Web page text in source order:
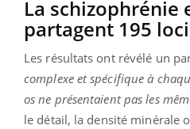
La schizophrénie
partagent 195
Les résultats ont révélé un
complexe et spécifique à
os ne présentaient pas les
le détail, la densité minérale